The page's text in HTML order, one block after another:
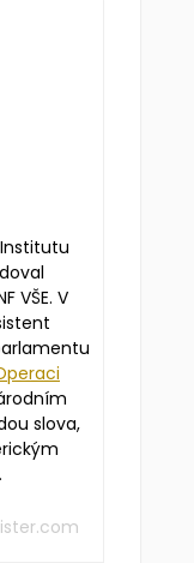
VŠE. V
slova,